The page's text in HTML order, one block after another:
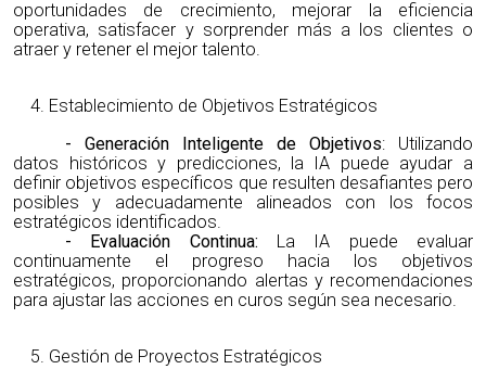
oportunidades de crecimiento, mejorar la eficiencia
operativa, satisfacer y sorprender más a los clientes o
atraer y retener el mejor talento.
Establecimiento de Objetivos Estratégicos
- Generación Inteligente de Objetivos: Utilizando
datos históricos y predicciones, la IA puede ayudar a
definir objetivos específicos que resulten desafiantes pero
posibles y adecuadamente alineados con los focos
estratégicos identificados.
- Evaluación Continua: La IA puede evaluar
continuamente el progreso hacia los objetivos
estratégicos, proporcionando alertas y recomendaciones
para ajustar las acciones en curos según sea necesario.
Gestión de Proyectos Estratégicos